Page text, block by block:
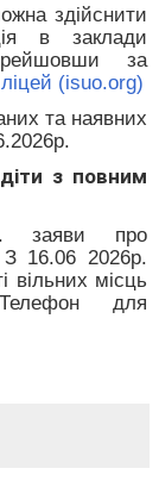
здійснити
в заклади
за
(isuo.org)
та наявних
з повним
заяви про
16.06 2026р.
вільних місць
для